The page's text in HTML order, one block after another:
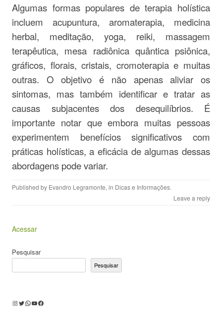
Algumas formas populares de terapia holística
incluem acupuntura, aromaterapia, medicina
herbal, meditação, yoga, reiki, massagem
terapêutica, mesa radiônica quântica psiônica,
gráficos, florais, cristais, cromoterapia e muitas
outras. O objetivo é não apenas aliviar os
sintomas, mas também identificar e tratar as
causas subjacentes dos desequilíbrios. É
importante notar que embora muitas pessoas
experimentem benefícios significativos com
práticas holísticas, a eficácia de algumas dessas
abordagens pode variar.
Published by Evandro Legramonte, in Dicas e Informações.
Leave a reply
Acessar
Pesquisar
Pesquisar
Instagram
Twitter
WhatsApp
Youtube
Facebook